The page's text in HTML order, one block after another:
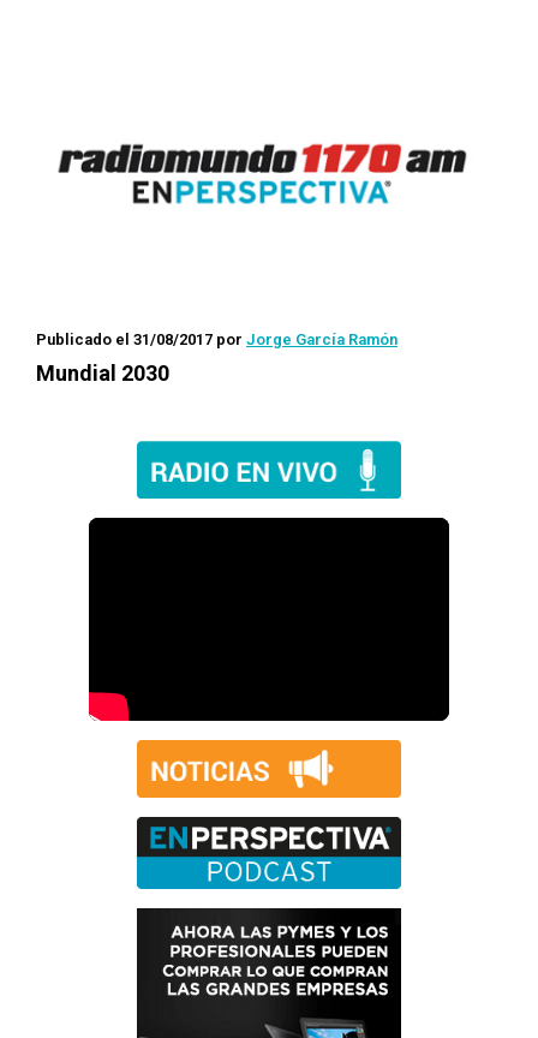
Publicado el 31/08/2017 por Jorge García Ramón
Mundial 2030